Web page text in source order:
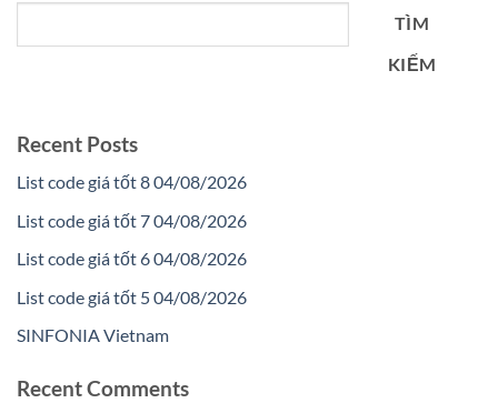
TÌM
KIẾM
Recent Posts
List code giá tốt 8 04/08/2026
List code giá tốt 7 04/08/2026
List code giá tốt 6 04/08/2026
List code giá tốt 5 04/08/2026
SINFONIA Vietnam
Recent Comments